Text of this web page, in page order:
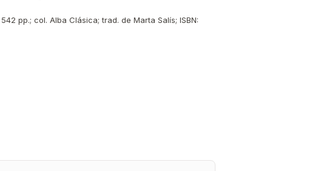
pp.; col. Alba Clásica; trad. de Marta Salís; ISBN: